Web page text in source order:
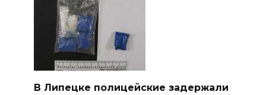
В Липецке полицейские задержали